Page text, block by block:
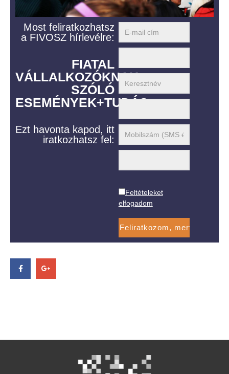
Most feliratkozhatsz
a FIVOSZ hírlevélre:
FIATAL
VÁLLALKOZÓKNAK
SZÓLÓ
ESEMÉNYEK+TUDÁS
Ezt havonta kapod, itt
iratkozhatsz fel:
Feltételeket
elfogadom